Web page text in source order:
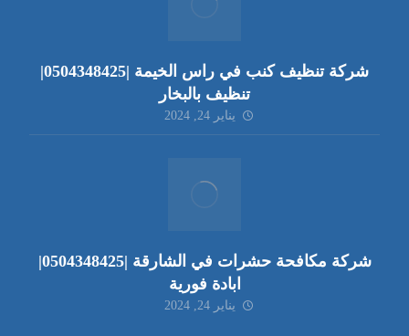
شركة تنظيف كنب في راس الخيمة |0504348425|
تنظيف بالبخار
يناير 24, 2024
شركة مكافحة حشرات في الشارقة |0504348425|
ابادة فورية
يناير 24, 2024